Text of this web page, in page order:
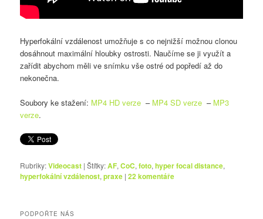
Hyperfokální vzdálenost umožňuje s co nejnižší možnou clonou
dosáhnout maximální hloubky ostrosti. Naučíme se ji využít a
zařídit abychom měli ve snímku vše ostré od popředí až do
nekonečna.
Soubory ke stažení: MP4 HD verze – MP4 SD verze – MP3
verze.
Rubriky:Videocast |Štítky:AF,CoC,foto,hyper focal distance,
hyperfokální vzdálenost,praxe |22komentáře
PODPOŘTE NÁS